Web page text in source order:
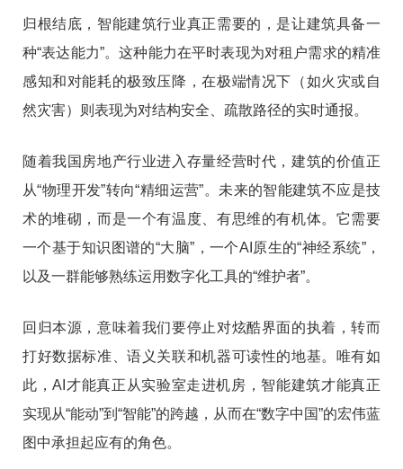
归根结底，智能建筑行业真正需要的，是让建筑具备一
种“表达能力”。这种能力在平时表现为对租户需求的精准
感知和对能耗的极致压降，在极端情况下（如火灾或自
然灾害）则表现为对结构安全、疏散路径的实时通报。
随着我国房地产行业进入存量经营时代，建筑的价值正
从“物理开发”转向“精细运营”。未来的智能建筑不应是技
术的堆砌，而是一个有温度、有思维的有机体。它需要
一个基于知识图谱的“大脑”，一个AI原生的“神经系统”，
以及一群能够熟练运用数字化工具的“维护者”。
回归本源，意味着我们要停止对炫酷界面的执着，转而
打好数据标准、语义关联和机器可读性的地基。唯有如
此，AI才能真正从实验室走进机房，智能建筑才能真正
实现从“能动”到“智能”的跨越，从而在“数字中国”的宏伟蓝
图中承担起应有的角色。